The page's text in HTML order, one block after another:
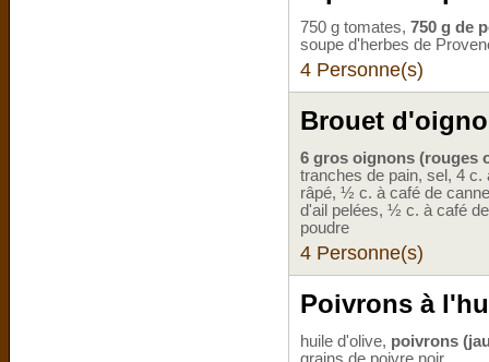
750 g tomates, 750 g de
soupe d'herbes de
4 Personne(s)
Brouet
6 gros oignons (rouges
tranches de pain, sel, 4 c.
râpé, ½ c. à café de
d'ail pelées, ½ c. à café
poudre
4 Personne(s)
Poivrons à
huile d'olive, poivrons